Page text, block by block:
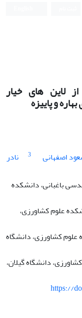
لاین های خیار
اصفهانی 3
نادر
باغبانی، دانشکده
علوم کشاورزی،
علوم کشاورزی، دانشگاه
دانشگاه گیلان،
https://